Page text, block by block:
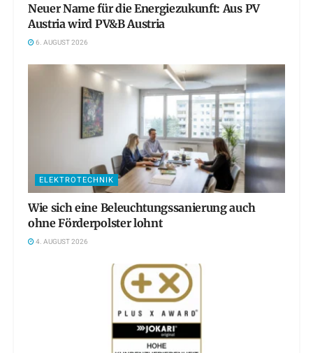
Neuer Name für die Energiezukunft: Aus PV
Austria wird PV&B Austria
6. AUGUST 2026
ELEKTROTECHNIK
Wie sich eine Beleuchtungssanierung auch
ohne Förderpolster lohnt
4. AUGUST 2026